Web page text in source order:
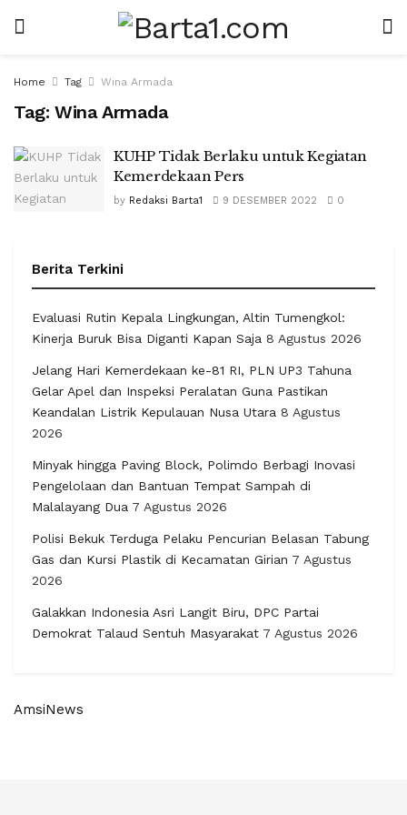
Home Tag Wina Armada
Tag: Wina Armada
KUHP Tidak Berlaku untuk Kegiatan
Kemerdekaan Pers
by Redaksi Barta1 9 DESEMBER 2022 0
Berita Terkini
Evaluasi Rutin Kepala Lingkungan, Altin Tumengkol:
Kinerja Buruk Bisa Diganti Kapan Saja 8 Agustus 2026
Jelang Hari Kemerdekaan ke-81 RI, PLN UP3 Tahuna
Gelar Apel dan Inspeksi Peralatan Guna Pastikan
Keandalan Listrik Kepulauan Nusa Utara 8 Agustus
2026
Minyak hingga Paving Block, Polimdo Berbagi Inovasi
Pengelolaan dan Bantuan Tempat Sampah di
Malalayang Dua 7 Agustus 2026
Polisi Bekuk Terduga Pelaku Pencurian Belasan Tabung
Gas dan Kursi Plastik di Kecamatan Girian 7 Agustus
2026
Galakkan Indonesia Asri Langit Biru, DPC Partai
Demokrat Talaud Sentuh Masyarakat 7 Agustus 2026
AmsiNews